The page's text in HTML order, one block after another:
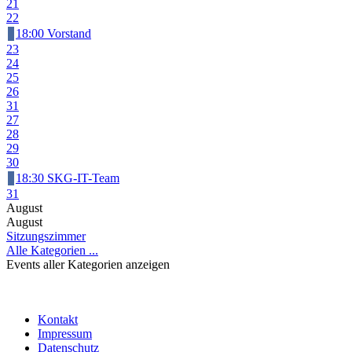
21
22
18:00 Vorstand
23
24
25
26
31
27
28
29
30
18:30 SKG-IT-Team
31
August
August
Sitzungszimmer
Alle Kategorien ...
Events aller Kategorien anzeigen
Kontakt
Impressum
Datenschutz